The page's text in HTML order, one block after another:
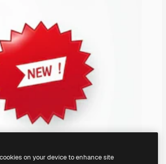
on your device to enhance site